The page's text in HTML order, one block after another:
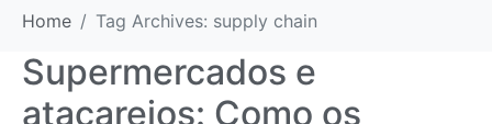
Home Tag Archives: supply chain
Supermercados e
atacarejos: Como os